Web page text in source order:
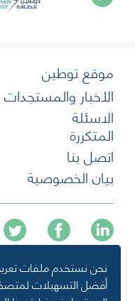
نحن نستخدم ملفات
أفضل التسهيلات
موقع توطين
الأخبار والمستجدات
الاسئلة
المتكررة
اتصل بنا
بيان الخصوصية
+974 40136477